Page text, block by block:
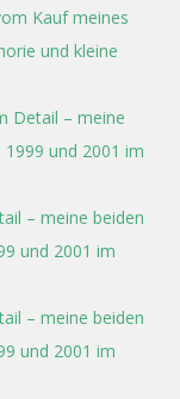
Kauf meines
und kleine
Detail – meine
und 2001 im
– meine beiden
und 2001 im
– meine beiden
und 2001 im